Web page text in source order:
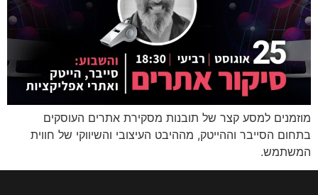
מוזמנים למסע קצר של תובנות מסקירת אתרים העוסקים
בתחום הסייבר וההייטק, מההיבט העיצובי והשיווקי של חווית
המשתמש.